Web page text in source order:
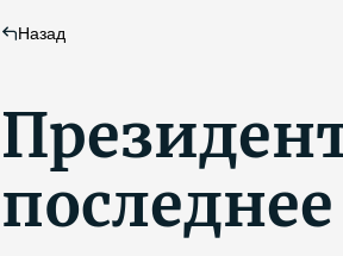
Назад
последнее